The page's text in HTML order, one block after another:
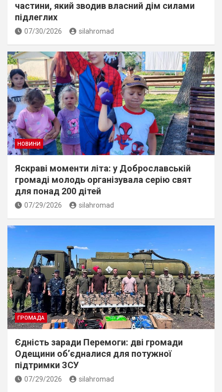
частини, який зводив власний дім силами
підлеглих
07/30/2026 silahromad
НОВИНИ
Яскраві моменти літа: у Доброславській
громаді молодь організувала серію свят
для понад 200 дітей
07/29/2026 silahromad
ГРОМАДА
Єдність заради Перемоги: дві громади
Одещини об’єдналися для потужної
підтримки ЗСУ
07/29/2026 silahromad